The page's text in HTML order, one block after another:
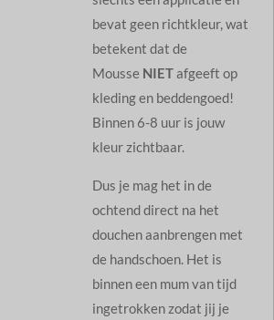
bevat geen richtkleur, wat
betekent dat de
Mousse NIETafgeeft op
kleding en beddengoed!
Binnen 6-8 uur is jouw
kleur zichtbaar.
Dus je mag het in de
ochtend direct na het
douchen aanbrengen met
de handschoen. Het is
binnen een mum van tijd
ingetrokken zodat jij je